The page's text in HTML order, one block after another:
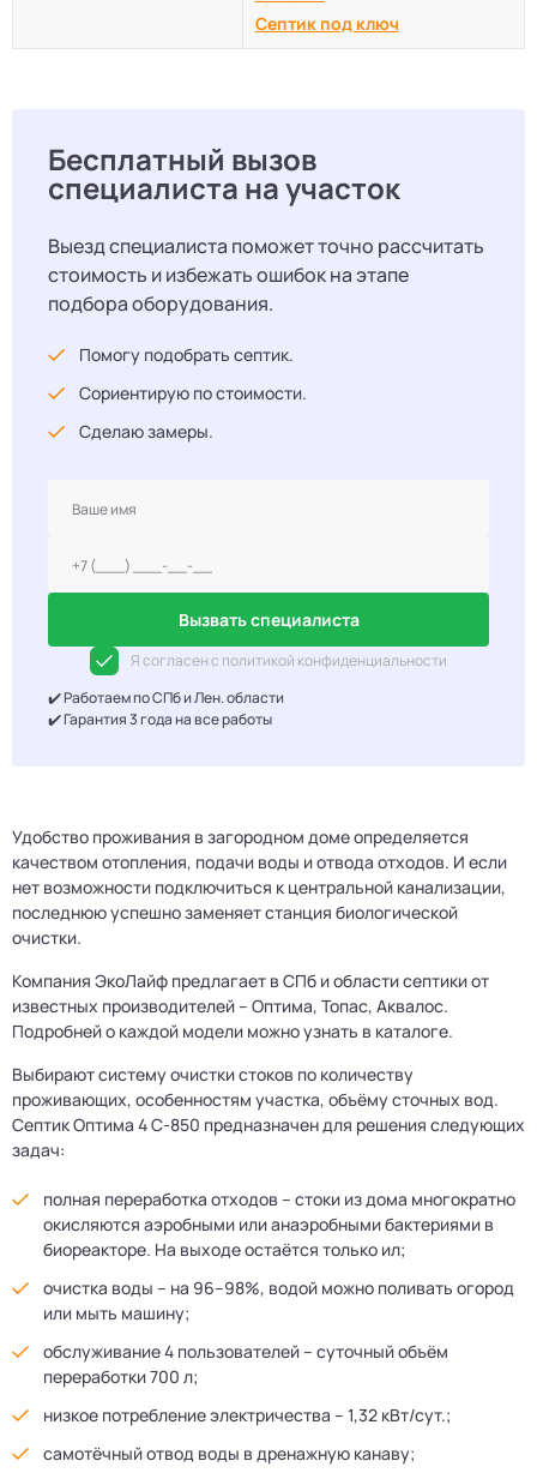
Септик под ключ
Бесплатный вызов
специалиста на участок
Выезд специалиста поможет точно рассчитать
стоимость и избежать ошибок на этапе
подбора оборудования.
Помогу подобрать септик.
Сориентирую по стоимости.
Сделаю замеры.
Вызвать специалиста
Я согласен с политикой конфиденциальности
✔️ Работаем по СПб и Лен. области
✔️ Гарантия 3 года на все работы
Удобство проживания в загородном доме определяется
качеством отопления, подачи воды и отвода отходов. И если
нет возможности подключиться к центральной канализации,
последнюю успешно заменяет станция биологической
очистки.
Компания ЭкоЛайф предлагает в СПб и области септики от
известных производителей – Оптима, Топас, Аквалос.
Подробней о каждой модели можно узнать в каталоге.
Выбирают систему очистки стоков по количеству
проживающих, особенностям участка, объёму сточных вод.
Септик Оптима 4 С-850 предназначен для решения следующих
задач:
полная переработка отходов – стоки из дома многократно
окисляются аэробными или анаэробными бактериями в
биореакторе. На выходе остаётся только ил;
очистка воды – на 96–98%, водой можно поливать огород
или мыть машину;
обслуживание 4 пользователей – суточный объём
переработки 700 л;
низкое потребление электричества – 1,32 кВт/сут.;
самотёчный отвод воды в дренажную канаву;